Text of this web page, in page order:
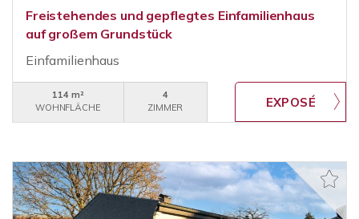
Freistehendes und gepflegtes Einfamilienhaus
auf großem Grundstück
Einfamilienhaus
114 m²
WOHNFLÄCHE
4
ZIMMER